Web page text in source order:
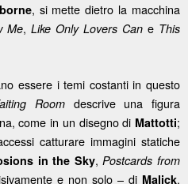
, si mette dietro la macchina
Me, Like Only Lovers Can e This
essere i temi costanti in questo
Room descrive una figura
come in un disegno di Mattotti;
catturare immagini statiche
in the Sky,Postcards from
e non solo – di Malick.